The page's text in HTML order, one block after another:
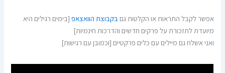
אפשר לקבל התראות או הקלטות גם בקבוצת הוואצאפ [בימים רגילים היא
מיועדת לתזכורת על פרקים חדשים והדרכות חינמיות]
ואני אשלח גם מיילים עם כלים פרקטיים [וכמובן עם רגישות]